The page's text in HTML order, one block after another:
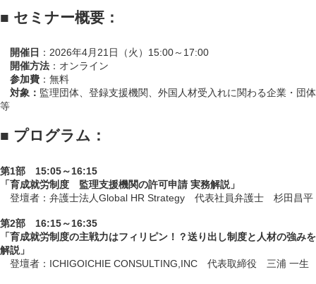
■ セミナー概要：
開催日 ：2026年4月21日（火）15:00～17:00
開催方法 ：オンライン
参加費 ：無料
対象： 監理団体、登録支援機関、外国人材受入れに関わる企業・団体
等
■ プログラム：
第1部 15:05～16:15
「育成就労制度 監理支援機関の許可申請 実務解説」
登壇者：弁護士法人Global HR Strategy 代表社員弁護士 杉田昌平
第2部 16:15～16:35
「育成就労制度の主戦力はフィリピン！？送り出し制度と人材の強みを
解説 」
登壇者：ICHIGOICHIE CONSULTING,INC 代表取締役 三浦 一生